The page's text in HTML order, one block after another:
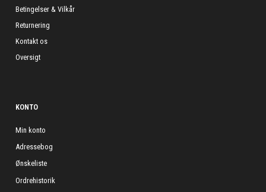
Betingelser & Vilkår
Returnering
Kontakt os
Oversigt
KONTO
Min konto
Adressebog
Ønskeliste
Ordrehistorik